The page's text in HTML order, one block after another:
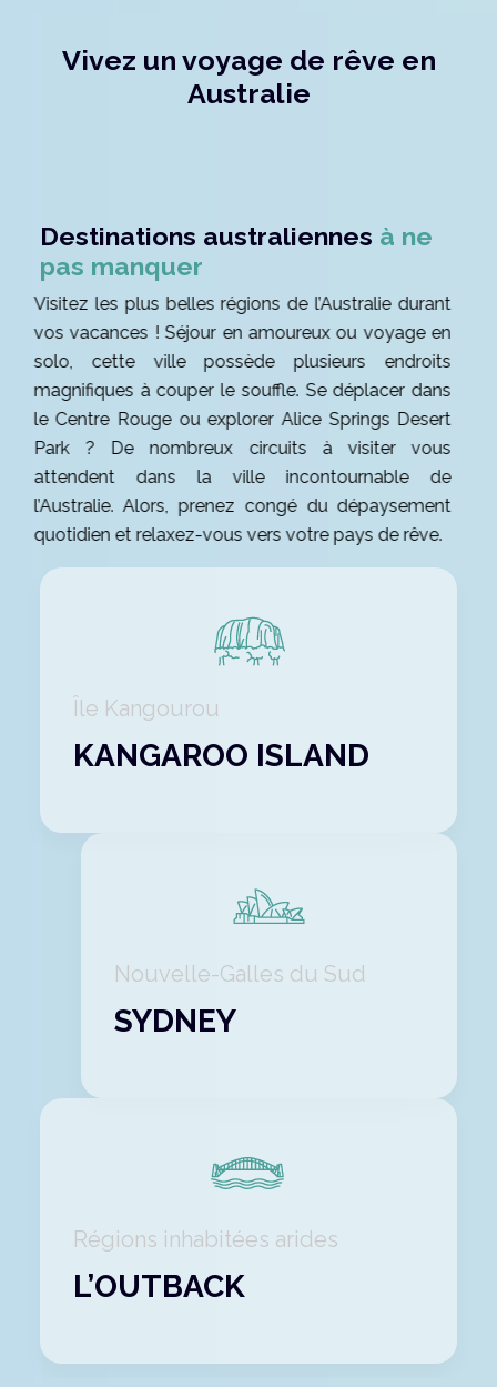
Vivez un voyage de rêve en
Australie
Destinations australiennes à ne
pas manquer
Visitez les plus belles régions de l’Australie durant
vos vacances ! Séjour en amoureux ou voyage en
solo, cette ville possède plusieurs endroits
magnifiques à couper le souffle. Se déplacer dans
le Centre Rouge ou explorer Alice Springs Desert
Park ? De nombreux circuits à visiter vous
attendent dans la ville incontournable de
l’Australie. Alors, prenez congé du dépaysement
quotidien et relaxez-vous vers votre pays de rêve.
Île Kangourou
KANGAROO ISLAND
Nouvelle-Galles du Sud
SYDNEY
Régions inhabitées arides
L’OUTBACK